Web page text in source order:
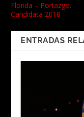
Florida – Portazgo.
Candidata 2018
ENTRADAS